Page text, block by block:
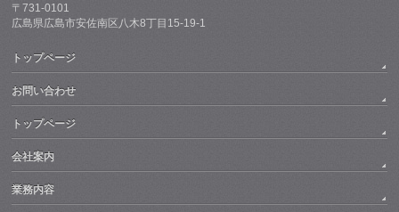
〒731-0101
広島県広島市安佐南区八木8丁目15-19-1
トップページ
お問い合わせ
トップページ
会社案内
業務内容